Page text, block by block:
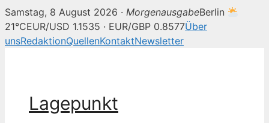
Samstag, 8 August 2026 · MorgenausgabeBerlin
21°CEUR/USD 1.1535 · EUR/GBP 0.8577Über
unsRedaktionQuellenKontaktNewsletter
Lagepunkt